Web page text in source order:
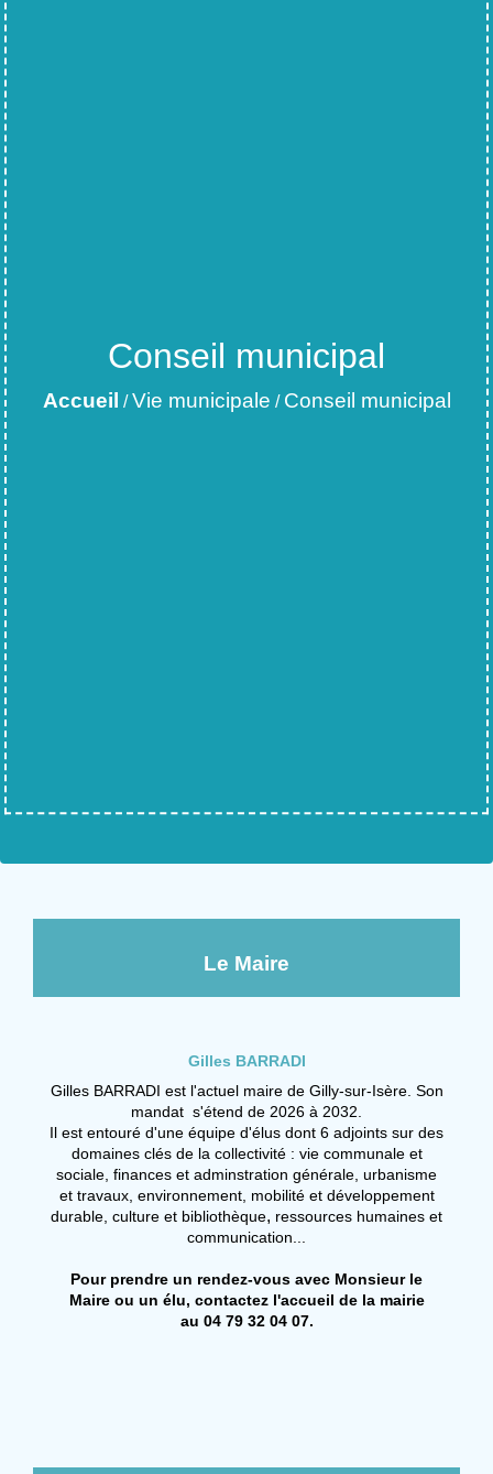
Conseil municipal
Accueil /Vie municipale / Conseil municipal
Le Maire
Gilles BARRADI
Gilles BARRADI est l'actuel maire de Gilly-sur-Isère. Son
mandat s'étend de 2026 à 2032.
Il est entouré d'une équipe d'élus dont 6 adjoints sur des
domaines clés de la collectivité : vie communale et
sociale, finances et adminstration générale, urbanisme
et travaux, environnement, mobilité et développement
durable, culture et bibliothèque, ressources humaines et
communication...
Pour prendre un rendez-vous avec Monsieur le
Maire ou un élu, contactez l'accueil de la mairie
au 04 79 32 04 07.